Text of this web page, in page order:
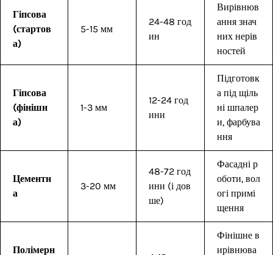
Гіпсова
(стартов
а)
5-15 мм
24-48 год
ин
Вирівнюв
ання знач
них нерів
ностей
Гіпсова
(фінішн
а)
1-3 мм
12-24 год
ини
Підготовк
а під щіль
ні шпалер
и, фарбува
ння
Цементн
а
3-20 мм
48-72 год
ини (і дов
ше)
Фасадні р
оботи, вол
огі примі
щення
Полімерн
Фінішне в
ирівнюва